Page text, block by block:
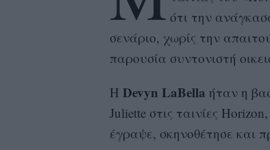
ότι την
σενάριο, χωρίς την
παρουσία συντονιστή
Η Devyn LaBella ήταν η
Juliette στις ταινίες
έγραψε, σκηνοθέτησε και